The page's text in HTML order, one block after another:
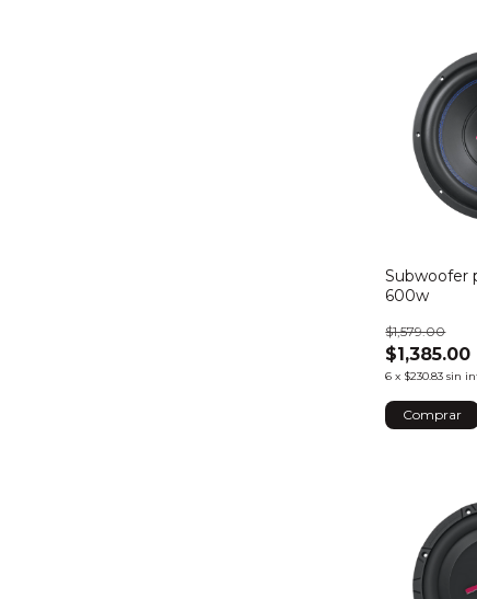
Subwoofer
600w
$1,385.00
$1,579.00
6 x $230.83 sin